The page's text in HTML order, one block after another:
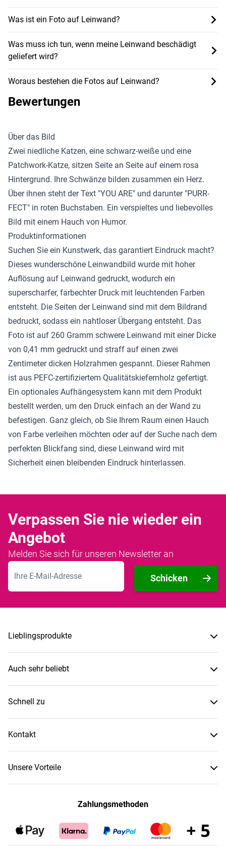
Was ist ein Foto auf Leinwand?
Was muss ich tun, wenn meine Leinwand beschädigt
geliefert wird?
Woraus bestehen die Fotos auf Leinwand?
Bewertungen
Über das Bild
Zwei niedliche Katzen, eine schwarz-weiße und eine
Patchwork-Katze, sitzen Seite an Seite auf einem rosa
Hintergrund. Ihre Schwänze bilden zusammen ein Herz.
Über ihnen steht der Text "YOU ARE" und darunter "PURR-
FECT" in roten Buchstaben. Ein verspieltes und liebevolles
Bild mit einem Hauch von Humor.
Produktinformationen
Suchen Sie ein Kunstwerk, das garantiert Eindruck macht?
Dieses wunderschöne Leinwandbild wurde mit hoher
Auflösung auf Leinwand gedruckt, wodurch ein
superscharfer, farbechter Druck mit leuchtenden Farben
entsteht. Die Seiten der Leinwand sind mit dem Bildrand
bedruckt, sodass ein nahtloser Übergang entsteht. Das
Foto ist auf 260 Gramm schwere Leinwand mit einer Dicke
von 0,41 mm gedruckt und straff auf einen zwei
Zentimeter dicken Holzrahmen gespannt. Dieser Rahmen
ist aus PEFC-zertifiziertem Qualitätskiefernholz gefertigt.
Ein optionales Aufhängesystem kann mit dem Produkt
bestellt werden, um den Druck einfach an der Wand zu
befestigen. Ganz gleich, ob Sie Ihrem Raum einen Hauch
von Farbe verleihen möchten oder auf der Suche nach dem
perfekten Blickfang sind, diese Leinwand wird mit
Sicherheit einen bleibenden Eindruck hinterlassen.
Verpassen Sie nie wieder ein
Angebot
Melden Sie sich für unseren Newsletter an
E-Mailadresse
Schicken
Lieblingsprodukte
Auch sehr beliebt
Schnell zu
Kontakt
Unsere Vorteile
Zahlungsmethoden